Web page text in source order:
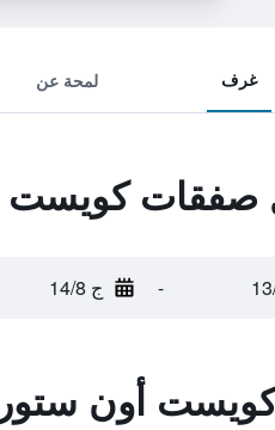
غرف لمحة عن
صفقات كويست
- ج 14/8
أون